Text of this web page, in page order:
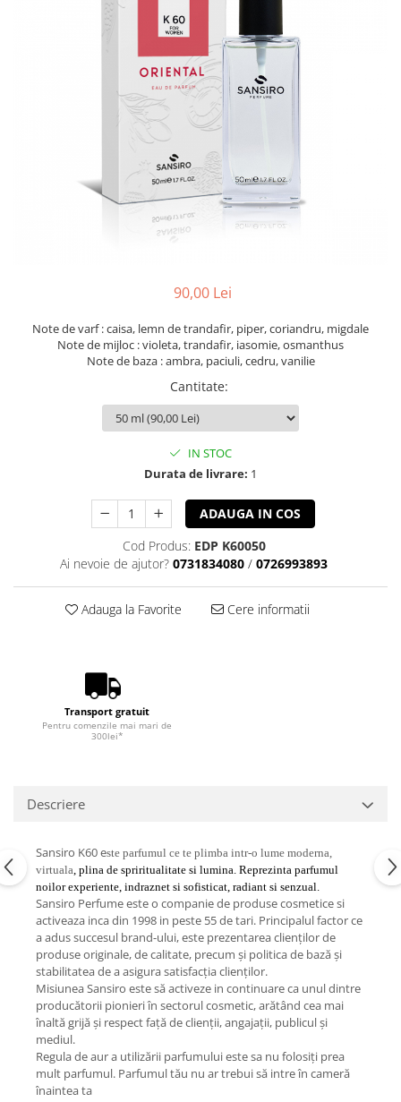
90,00 Lei
Note de varf : caisa, lemn de trandafir, piper, coriandru, migdale
Note de mijloc : violeta, trandafir, iasomie, osmanthus
Note de baza : ambra, paciuli, cedru, vanilie
Cantitate:
IN STOC
Durata de livrare: 1
ADAUGA IN COS
Cod Produs: EDP K60050
Ai nevoie de ajutor? 0731834080 / 0726993893
Adauga la Favorite Cere informatii
Transport gratuit
Pentru comenzile mai mari de
300lei*
Descriere
Sansiro K60 este parfumul ce te plimba intr-o lume moderna,
virtuala , plina de spriritualitate si lumina. Reprezinta parfumul
noilor experiente, indraznet si sofisticat, radiant si senzual.
Sansiro Perfume este o companie de produse cosmetice si
activeaza inca din 1998 in peste 55 de tari. Principalul factor ce
a adus succesul brand-ului, este prezentarea clienților de
produse originale, de calitate, precum și politica de bază și
stabilitatea de a asigura satisfacția clienților.
Misiunea Sansiro este să activeze in continuare ca unul dintre
producătorii pionieri în sectorul cosmetic, arătând cea mai
înaltă grijă și respect față de clienții, angajații, publicul și
mediul.
Regula de aur a utilizării parfumului este sa nu folosiți prea
mult parfumul. Parfumul tău nu ar trebui să intre în cameră
înaintea ta